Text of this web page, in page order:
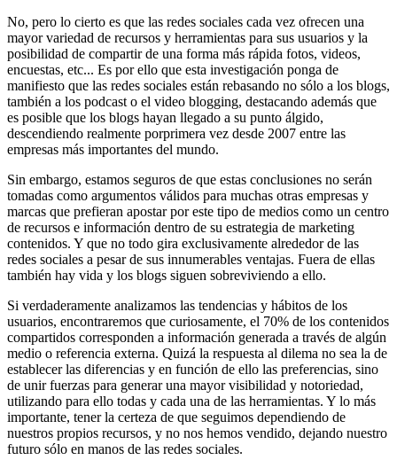
No, pero lo cierto es que las redes sociales cada vez ofrecen una
mayor variedad de recursos y herramientas para sus usuarios y la
posibilidad de compartir de una forma más rápida fotos, videos,
encuestas, etc... Es por ello que esta investigación ponga de
manifiesto que las redes sociales están rebasando no sólo a los blogs,
también a los podcast o el video blogging, destacando además que
es posible que los blogs hayan llegado a su punto álgido,
descendiendo realmente porprimera vez desde 2007 entre las
empresas más importantes del mundo.
Sin embargo, estamos seguros de que estas conclusiones no serán
tomadas como argumentos válidos para muchas otras empresas y
marcas que prefieran apostar por este tipo de medios como un centro
de recursos e información dentro de su estrategia de marketing
contenidos. Y que no todo gira exclusivamente alrededor de las
redes sociales a pesar de sus innumerables ventajas. Fuera de ellas
también hay vida y los blogs siguen sobreviviendo a ello.
Si verdaderamente analizamos las tendencias y hábitos de los
usuarios, encontraremos que curiosamente, el 70% de los contenidos
compartidos corresponden a información generada a través de algún
medio o referencia externa. Quizá la respuesta al dilema no sea la de
establecer las diferencias y en función de ello las preferencias, sino
de unir fuerzas para generar una mayor visibilidad y notoriedad,
utilizando para ello todas y cada una de las herramientas. Y lo más
importante, tener la certeza de que seguimos dependiendo de
nuestros propios recursos, y no nos hemos vendido, dejando nuestro
futuro sólo en manos de las redes sociales.